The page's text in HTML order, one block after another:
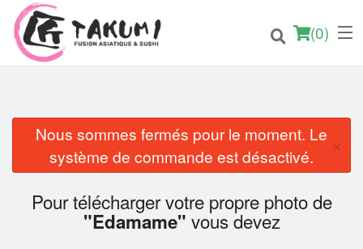
(0)
Commander en ligne
Nous sommes fermés pour le moment. Le
système de commande est désactivé.
×
Pour télécharger votre propre photo de
"Edamame" vous devez